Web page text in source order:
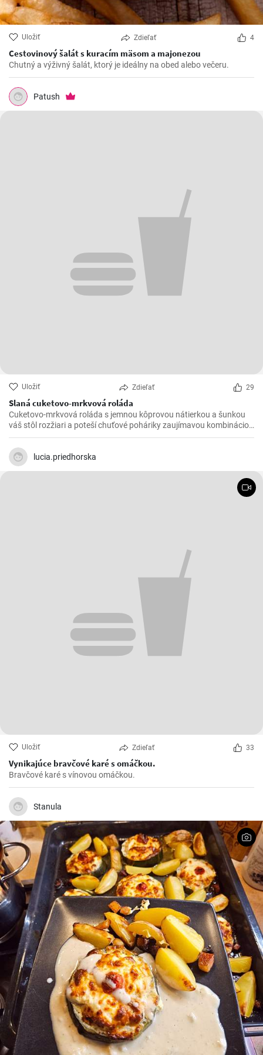
Uložiť Zdieľať 4
Cestovinový šalát s kuracím mäsom a majonezou
Chutný a výživný šalát, ktorý je ideálny na obed alebo večeru.
Patush
Uložiť Zdieľať 29
Slaná cuketovo-mrkvová roláda
Cuketovo-mrkvová roláda s jemnou kôprovou nátierkou a šunkou
váš stôl rozžiari a poteší chuťové poháriky zaujímavou kombináciou
chutí.
lucia.priedhorska
Uložiť Zdieľať 33
Vynikajúce bravčové karé s omáčkou.
Bravčové karé s vínovou omáčkou.
Stanula